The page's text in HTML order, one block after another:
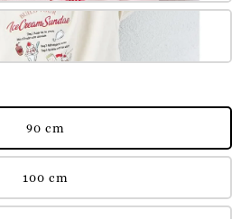
90 cm
100 cm